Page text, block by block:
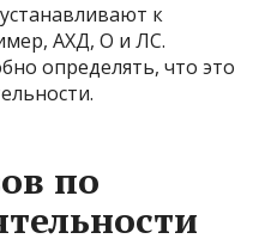
к
АХД, О и ЛС.
определять, что это
по